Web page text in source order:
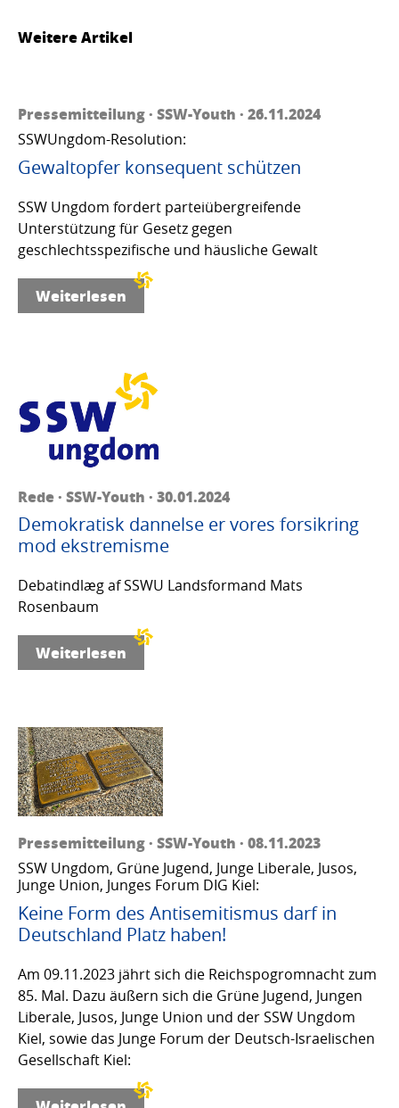
Weitere Artikel
Pressemitteilung · SSW-Youth · 26.11.2024
SSWUngdom-Resolution:
Gewaltopfer konsequent schützen
SSW Ungdom fordert parteiübergreifende
Unterstützung für Gesetz gegen
geschlechtsspezifische und häusliche Gewalt
Weiterlesen
Rede · SSW-Youth · 30.01.2024
Demokratisk dannelse er vores forsikring
mod ekstremisme
Debatindlæg af SSWU Landsformand Mats
Rosenbaum
Weiterlesen
Pressemitteilung · SSW-Youth · 08.11.2023
SSW Ungdom, Grüne Jugend, Junge Liberale, Jusos,
Junge Union, Junges Forum DIG Kiel:
Keine Form des Antisemitismus darf in
Deutschland Platz haben!
Am 09.11.2023 jährt sich die Reichspogromnacht zum
85. Mal. Dazu äußern sich die Grüne Jugend, Jungen
Liberale, Jusos, Junge Union und der SSW Ungdom
Kiel, sowie das Junge Forum der Deutsch-Israelischen
Gesellschaft Kiel: